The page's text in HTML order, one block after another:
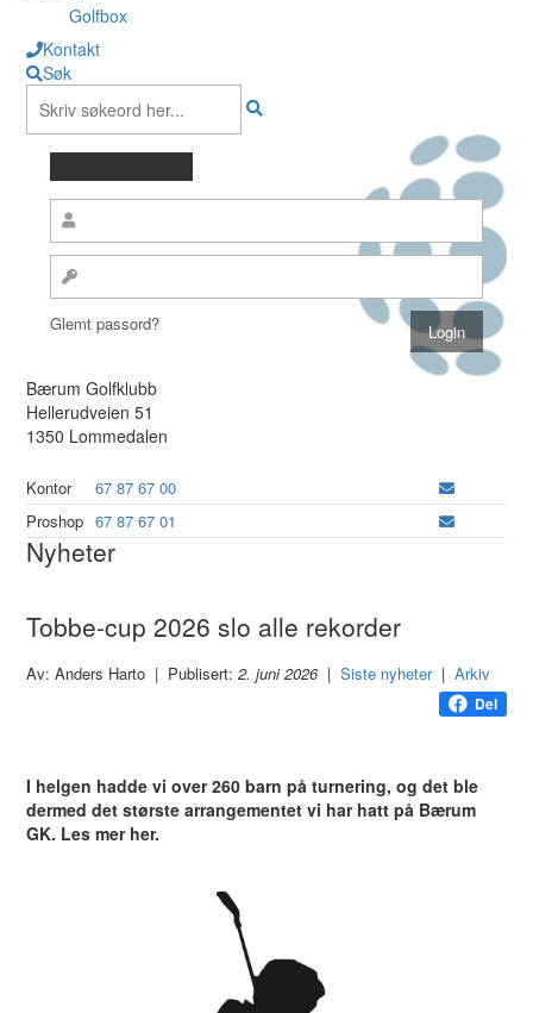
Golfbox
Kontakt
Søk
Glemt passord?
Bærum Golfklubb
Hellerudveien 51
1350 Lommedalen
Kontor
67 87 67 00
Proshop 67 87 67 01
Nyheter
Tobbe-cup 2026 slo alle rekorder
Av: Anders Harto | Publisert:2. juni 2026|Siste nyheter|Arkiv
Del
I helgen hadde vi over 260 barn på turnering, og det ble
dermed det største arrangementet vi har hatt på Bærum
GK. Les mer her.